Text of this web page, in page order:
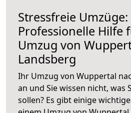
Stressfreie Umzüge:
Professionelle Hilfe
Umzug von
Landsberg
Ihr Umzug von Wuppertal
an und Sie wissen nicht, was
sollen? Es gibt einige